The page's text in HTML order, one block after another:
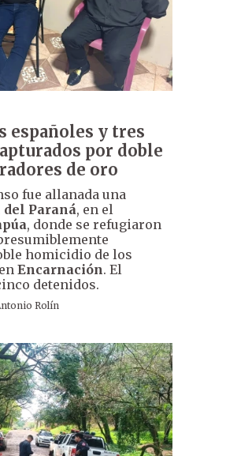
españoles y tres
por doble
de oro
fue allanada una
del Paraná, en el
, donde se refugiaron
homicidio de los
Encarnación. El
detenidos.
Rolín